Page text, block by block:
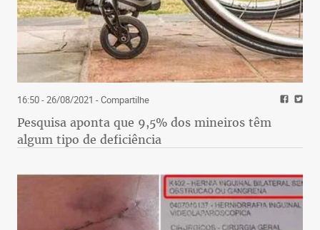
16:50 - 26/08/2021 - Compartilhe
Pesquisa aponta que 9,5% dos mineiros têm
algum tipo de deficiência